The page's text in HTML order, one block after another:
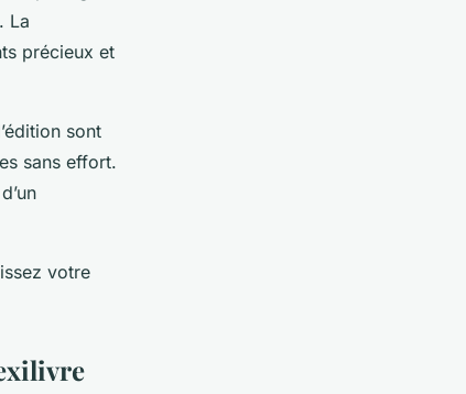
La
précieux et
sont
sans effort.
votre